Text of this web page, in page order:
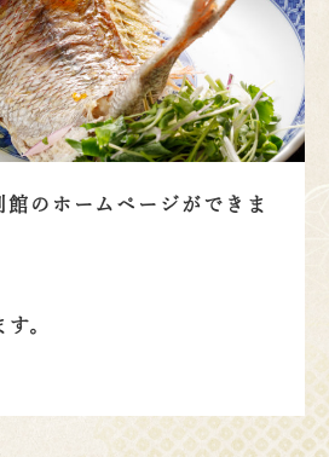
館のホームページができま
。